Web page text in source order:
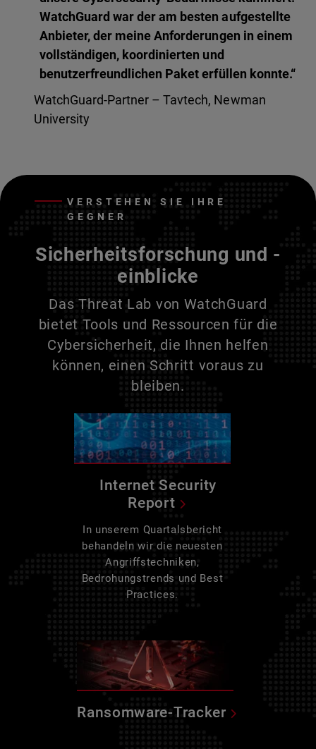
WatchGuard war der am besten aufgestellte
Anbieter, der meine Anforderungen in einem
vollständigen, koordinierten und
benutzerfreundlichen Paket erfüllen konnte.“
WatchGuard-Partner – Tavtech, Newman
University
VERSTEHEN SIE IHRE
GEGNER
Sicherheitsforschung und -
einblicke
Das Threat Lab von WatchGuard
bietet Tools und Ressourcen für die
Cybersicherheit, die Ihnen helfen
können, einen Schritt voraus zu
bleiben.
Internet Security
Report
In unserem Quartalsbericht
behandeln wir die neuesten
Angriffstechniken,
Bedrohungstrends und Best
Practices.
Ransomware-Tracker